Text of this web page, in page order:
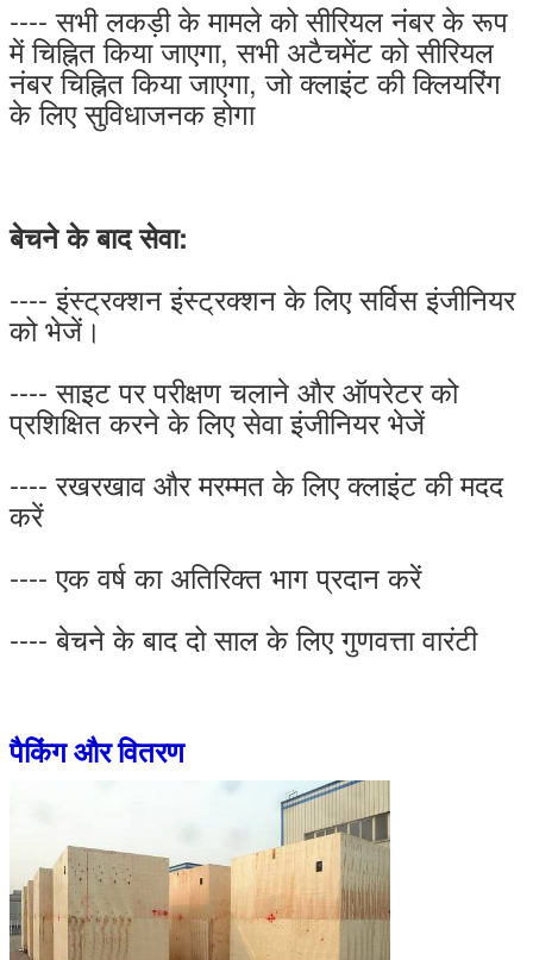
---- सभी लकड़ी के मामले को सीरियल नंबर के रूप
में चिह्नित किया जाएगा, सभी अटैचमेंट को सीरियल
नंबर चिह्नित किया जाएगा, जो क्लाइंट की क्लियरिंग
के लिए सुविधाजनक होगा
बेचने के बाद सेवा:
---- इंस्ट्रक्शन इंस्ट्रक्शन के लिए सर्विस इंजीनियर
को भेजें।
---- साइट पर परीक्षण चलाने और ऑपरेटर को
प्रशिक्षित करने के लिए सेवा इंजीनियर भेजें
---- रखरखाव और मरम्मत के लिए क्लाइंट की मदद
करें
---- एक वर्ष का अतिरिक्त भाग प्रदान करें
---- बेचने के बाद दो साल के लिए गुणवत्ता वारंटी
पैकिंग और वितरण